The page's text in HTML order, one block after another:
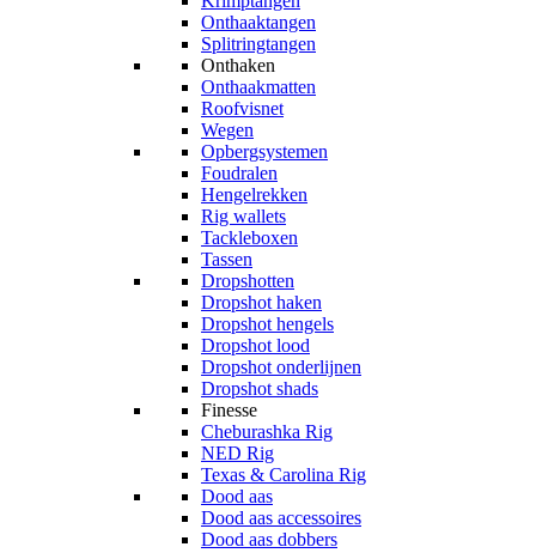
Onthaaktangen
Splitringtangen
Onthaken
Onthaakmatten
Roofvisnet
Wegen
Opbergsystemen
Foudralen
Hengelrekken
Rig wallets
Tackleboxen
Tassen
Dropshotten
Dropshot haken
Dropshot hengels
Dropshot lood
Dropshot onderlijnen
Dropshot shads
Finesse
Cheburashka Rig
NED Rig
Texas & Carolina Rig
Dood aas
Dood aas accessoires
Dood aas dobbers